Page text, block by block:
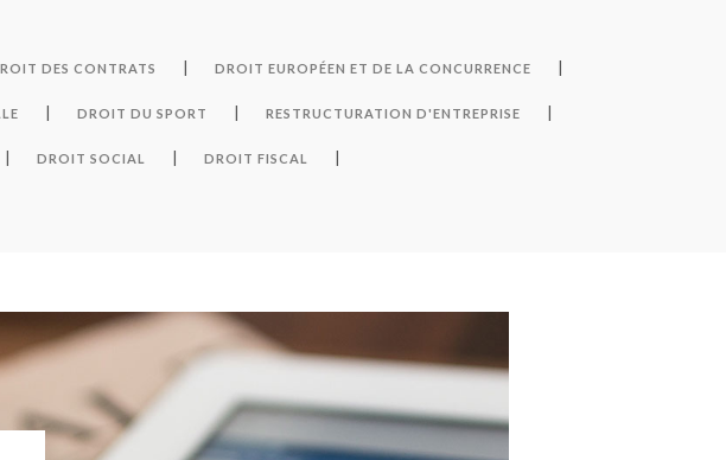
DES CONTRATS | DROIT EUROPÉEN ET DE LA CONCURRENCE |
| DROIT DU SPORT | RESTRUCTURATION D'ENTREPRISE |
| DROIT SOCIAL | DROIT FISCAL |